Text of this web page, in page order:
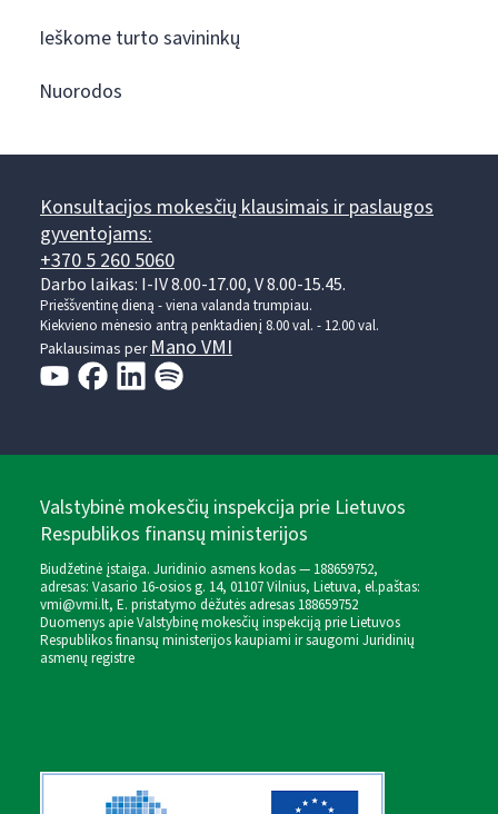
Ieškome turto savininkų
Nuorodos
Konsultacijos mokesčių klausimais ir paslaugos
gyventojams:
+370 5 260 5060
Darbo laikas: I-IV 8.00-17.00, V 8.00-15.45.
Prieššventinę dieną - viena valanda trumpiau.
Kiekvieno mėnesio antrą penktadienį 8.00 val. - 12.00 val.
Paklausimas perMano VMI
Valstybinė mokesčių inspekcija prie Lietuvos
Respublikos finansų ministerijos
Biudžetinė įstaiga. Juridinio asmens kodas — 188659752,
adresas: Vasario 16-osios g. 14, 01107 Vilnius, Lietuva, el.paštas:
vmi@vmi.lt, E. pristatymo dėžutės adresas 188659752
Duomenys apie Valstybinę mokesčių inspekciją prie Lietuvos
Respublikos finansų ministerijos kaupiami ir saugomi Juridinių
asmenų registre